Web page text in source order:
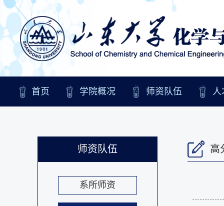
首页 学院概况 师资队伍 人
师资队伍
系所师资
高